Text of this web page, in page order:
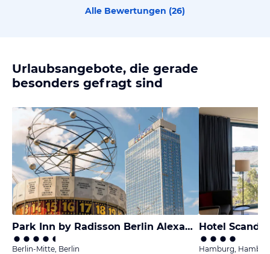
Alle Bewertungen (26)
Urlaubsangebote, die gerade
besonders gefragt sind
Park Inn by Radisson Berlin Alexanderplatz
Berlin-Mitte, Berlin
Hotel
Hamburg,